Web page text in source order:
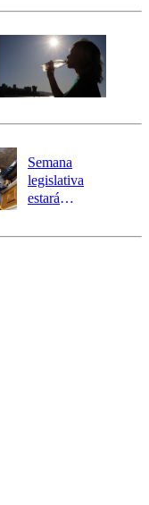
revisa la
epicentro
Semana
legislativa
estará
el fin de la